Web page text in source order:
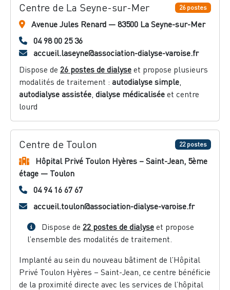
Centre de La Seyne-sur-Mer 26 postes
Avenue Jules Renard — 83500 La Seyne-sur-Mer
04 98 00 25 36
accueil.laseyne@association-dialyse-varoise.fr
Dispose de 26 postes de dialyse et propose plusieurs
modalités de traitement : autodialyse simple
autodialyse assistée dialyse médicalisée et centre
lourd
Centre de Toulon 22 postes
Hôpital Privé Toulon Hyères – Saint-Jean, 5ème
étage — Toulon
04 94 16 67 67
accueil.toulon@association-dialyse-varoise.fr
Dispose de 22 postes de dialyse et propose
l’ensemble des modalités de traitement.
Implanté au sein du nouveau bâtiment de l’Hôpital
Privé Toulon Hyères – Saint-Jean, ce centre bénéficie
de la proximité directe avec les services de l’hôpital